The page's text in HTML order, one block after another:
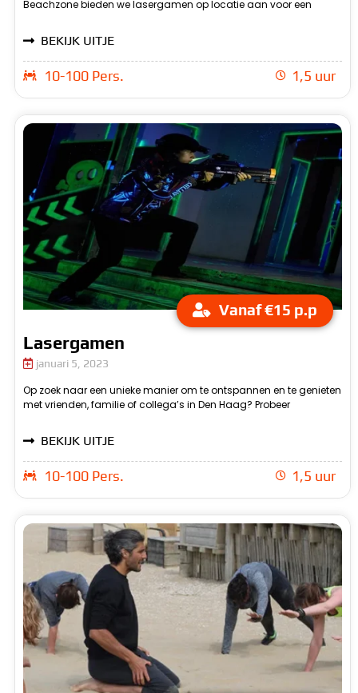
Beachzone bieden we lasergamen op locatie aan voor een
BEKIJK UITJE
10-100 Pers. 1,5 uur
Vanaf €15 p.p
Lasergamen
januari 5, 2023
Op zoek naar een unieke manier om te ontspannen en te genieten
met vrienden, familie of collega’s in Den Haag? Probeer
lasergamen bij Beachzone! Onze professioneel uitgeruste
lasergame-arenas bieden een realistische setting voor een
BEKIJK UITJE
10-100 Pers. 1,5 uur